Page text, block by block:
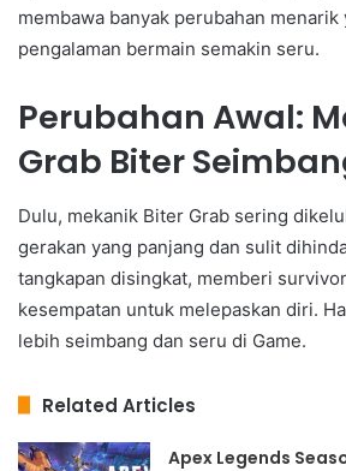
membawa banyak perubahan menarik
pengalaman bermain semakin seru.
Perubahan Awal:
Grab Biter
Dulu, mekanik Biter Grab sering
gerakan yang panjang dan sulit
tangkapan disingkat, memberi
kesempatan untuk melepaskan diri.
lebih seimbang dan seru di Game.
Related Articles
Apex Legends